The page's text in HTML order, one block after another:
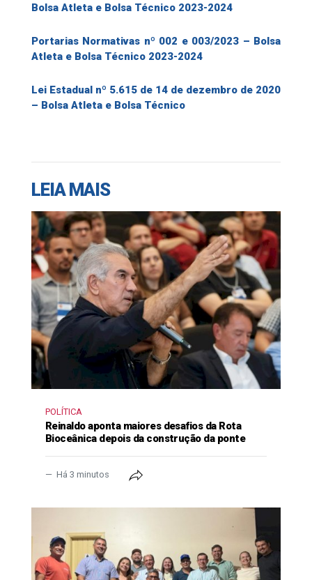
Bolsa Atleta e Bolsa Técnico 2023-2024
Portarias Normativas nº 002 e 003/2023 – Bolsa
Atleta e Bolsa Técnico 2023-2024
Lei Estadual nº 5.615 de 14 de dezembro de 2020
– Bolsa Atleta e Bolsa Técnico
LEIA MAIS
POLÍTICA
Reinaldo aponta maiores desafios da Rota
Bioceânica depois da construção da ponte
Há 3 minutos